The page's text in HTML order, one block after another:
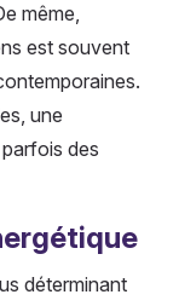
même,
est souvent
une
des
déterminant